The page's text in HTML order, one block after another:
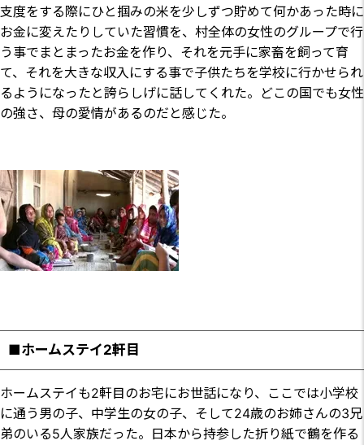
支度をする際にひと掴みの米を少しずつ貯めて何かあった時に
お金に変えたりしていた習慣を、村全体の女性のグループで行
う事でまとまったお金を作り、それを元手に家畜を飼って育
て、それを大きな収入にする事で子供たちを学校に行かせられ
るようになったと誇らしげに話してくれた。どこの国でも女性
の強さ、母の愛情があるのだと感じた。
■ホームステイ2軒目
ホームステイも2軒目のお宅にお世話になり、ここでは小学校
に通う男の子、中学生の女の子、そして24歳のお姉さんの3兄
弟のいる5人家族だった。日本から持参した折り紙で鶴を作る